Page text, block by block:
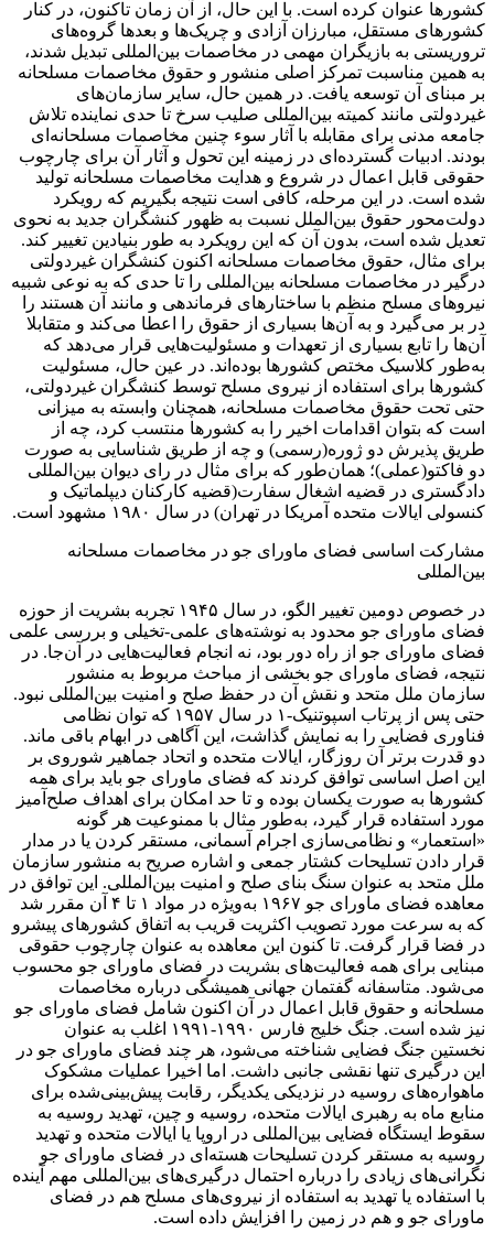
کشورها عنوان کرده است. با این حال، از آن زمان تاکنون، در کنار
کشورهای مستقل، مبارزان آزادی و چریک‌ها و بعدها گروه‌های
تروریستی به بازیگران مهمی در مخاصمات بین‌المللی تبدیل شدند،
به همین مناسبت تمرکز اصلی منشور و حقوق مخاصمات مسلحانه
بر مبنای آن توسعه یافت. در همین حال، سایر سازمان‌های
غیردولتی مانند کمیته بین‌المللی صلیب سرخ تا حدی نماینده تلاش
جامعه مدنی برای مقابله با آثار سوء چنین مخاصمات مسلحانه‌ای
بودند. ادبیات گسترده‌ای در زمینه این تحول و آثار آن برای چارچوب
حقوقی قابل اعمال در شروع و هدایت مخاصمات مسلحانه تولید
شده است. در این مرحله، کافی است نتیجه بگیریم که رویکرد
دولت‌محور حقوق بین‌الملل نسبت به ظهور کنشگران جدید به نحوی
تعدیل شده است، بدون آن که این رویکرد به طور بنیادین تغییر کند.
برای مثال، حقوق مخاصمات مسلحانه اکنون کنشگران غیردولتی
درگیر در مخاصمات مسلحانه بین‌المللی را تا حدی که به نوعی شبیه
نیروهای مسلح منظم با ساختارهای فرماندهی و مانند آن هستند را
در بر می‌گیرد و به آن‌ها بسیاری از حقوق را اعطا می‌کند و متقابلا
آن‌ها را تابع بسیاری از تعهدات و مسئولیت‌هایی قرار می‌دهد که
به‌طور کلاسیک مختص کشورها بوده‌اند. در عین حال، مسئولیت
کشورها برای استفاده از نیروی مسلح توسط کنشگران غیردولتی،
حتی تحت حقوق مخاصمات مسلحانه، همچنان وابسته به میزانی
است که بتوان اقدامات اخیر را به کشورها منتسب کرد، چه از
طریق پذیرش دو ژوره(رسمی) و چه از طریق شناسایی به صورت
دو فاکتو(عملی)؛ همان‌طور که برای مثال در رای دیوان بین‌المللی
دادگستری در قضیه اشغال سفارت(قضیه کارکنان دیپلماتیک ‌و
کنسولی ایالات متحده آمریکا در تهران) در سال ۱۹۸۰ مشهود است.
مشارکت اساسی فضای ماورای جو در مخاصمات مسلحانه
بین‌المللی
در خصوص دومین تغییر الگو، در سال ۱۹۴۵ تجربه بشریت از حوزه
فضای ماورای جو محدود به نوشته‌های علمی-تخیلی و بررسی علمی
فضای ماورای جو از راه دور بود، نه انجام فعالیت‌هایی در آن‌جا. در
نتیجه، فضای ماورای جو بخشی از مباحث مربوط به منشور
سازمان ملل متحد و نقش آن در حفظ صلح و امنیت بین‌المللی نبود.
حتی پس از پرتاب اسپوتنیک-۱ در سال ۱۹۵۷ که توان نظامی
فناوری فضایی را به نمایش گذاشت، این آگاهی در ابهام باقی ‌ماند.
دو قدرت برتر آن روزگار، ایالات متحده و اتحاد جماهیر شوروی بر
این اصل اساسی توافق کردند که فضای ماورای جو باید برای همه
کشورها به صورت یکسان بوده و تا حد امکان برای اهداف صلح‌آمیز
مورد استفاده قرار گیرد، به‌طور مثال با ممنوعیت هر گونه
«استعمار» و نظامی‌سازی اجرام آسمانی، مستقر کردن یا در مدار
قرار دادن تسلیحات کشتار جمعی و اشاره صریح به منشور سازمان
ملل متحد به عنوان سنگ بنای صلح و امنیت بین‌المللی. این توافق در
معاهده فضای ماورای جو ۱۹۶۷ به‌ویژه در مواد ۱ تا ۴ آن مقرر شد
که به سرعت مورد تصویب اکثریت قریب به اتفاق کشورهای پیشرو
در فضا قرار گرفت. تا کنون این معاهده به عنوان چارچوب حقوقی
مبنایی برای همه فعالیت‌های بشریت در فضای ماورای جو محسوب
می‌شود. متاسفانه گفتمان جهانی همیشگی درباره مخاصمات
مسلحانه و حقوق قابل اعمال در آن‌ اکنون شامل فضای ماورای جو
نیز شده است. جنگ خلیج فارس ۱۹۹۰-۱۹۹۱ اغلب به عنوان
نخستین جنگ فضایی شناخته می‌شود، هر چند فضای ماورای جو در
این درگیری تنها نقشی جانبی داشت. اما اخیرا عملیات مشکوک
ماهواره‌های روسیه در نزدیکی یکدیگر، رقابت پیش‌بینی‌شده برای
منابع ماه به رهبری ایالات متحده، روسیه و چین، تهدید روسیه به
سقوط ایستگاه فضایی بین‌المللی در اروپا یا ایالات متحده و تهدید
روسیه به مستقر کردن تسلیحات هسته‌ای در فضای ماورای جو
نگرانی‌های زیادی را درباره احتمال درگیری‌های بین‌المللی مهم آینده
با استفاده یا تهدید به استفاده از نیروی‌های مسلح هم در فضای
ماورای جو و هم در زمین را افزایش داده است.